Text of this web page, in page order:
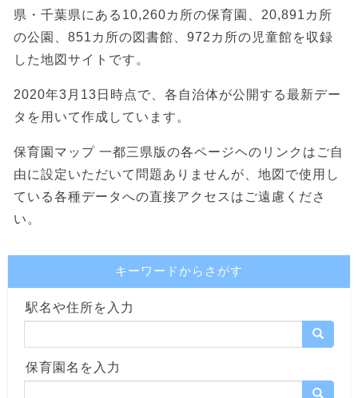
県・千葉県にある10,260カ所の保育園、20,891カ所
の公園、851カ所の図書館、972カ所の児童館を収録
した地図サイトです。
2020年3月13日時点で、各自治体が公開する最新デー
タを用いて作成しています。
保育園マップ 一都三県版の各ページヘのリンクはご自
由に設定いただいて問題ありませんが、地図で使用し
ている各種データへの直接アクセスはご遠慮くださ
い。
キーワードからさがす
駅名や住所を入力
保育園名を入力